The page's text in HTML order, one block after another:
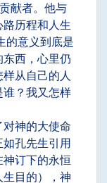
献者。他与
历程和人生
的意义到底是
西，心里仍
从自己的人
谁？我又怎样
神的大使命
孔先生引用
订下的永恒
目的），神